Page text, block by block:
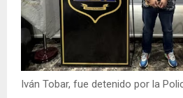
Iván Tobar, fue detenido por la